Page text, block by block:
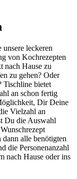
leckeren
von Kochrezepten
nach Hause zu
zu gehen? Oder
Tischline bietet
an schon fertig
Dir Deine
Vielzahl an
Du die Auswahl
alle benötigten
die Personenanzahl
nach Hause oder ins